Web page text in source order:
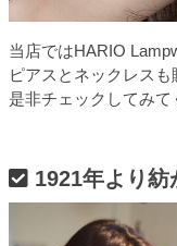
当店ではHARIO
ピアスとネックレスも
是非チェックしてみて
1921年より紡